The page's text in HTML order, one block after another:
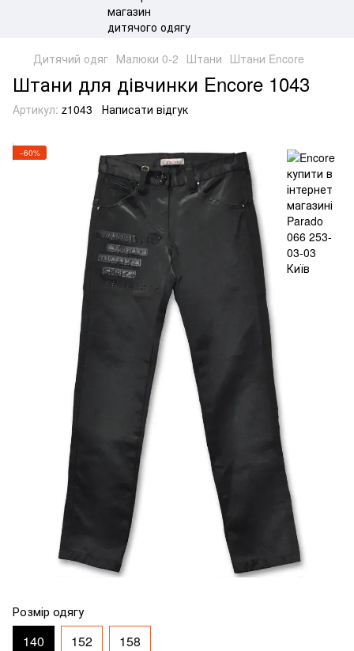
Дитячий одяг Малюки 0-2 Штани Штани Encore
Штани для дівчинки Encore 1043
Артикул: z1043 Написати відгук
−60%
Розмір одягу
140 152 158